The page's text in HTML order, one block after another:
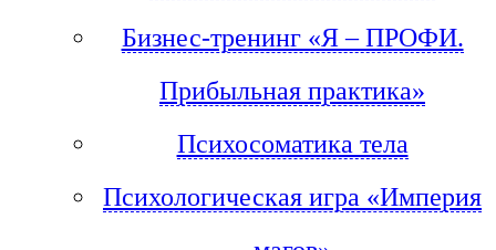
Бизнес-тренинг «Я – ПРОФИ.
Прибыльная практика»
Психосоматика тела
Психологическая игра «Империя